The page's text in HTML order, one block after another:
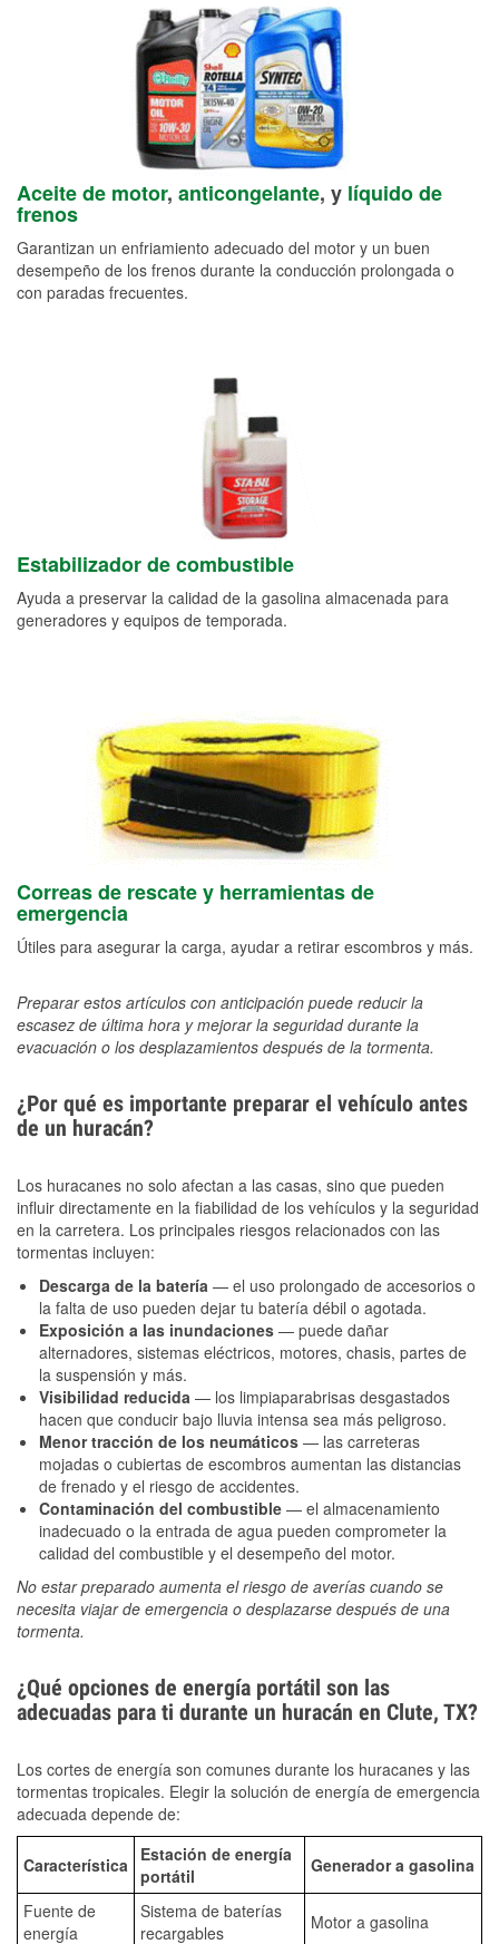
Aceite de motor, anticongelante, y líquido de
frenos
Garantizan un enfriamiento adecuado del motor y un buen
desempeño de los frenos durante la conducción prolongada o
con paradas frecuentes.
Estabilizador de combustible
Ayuda a preservar la calidad de la gasolina almacenada para
generadores y equipos de temporada.
Correas de rescate y herramientas de
emergencia
Útiles para asegurar la carga, ayudar a retirar escombros y más.
Preparar estos artículos con anticipación puede reducir la
escasez de última hora y mejorar la seguridad durante la
evacuación o los desplazamientos después de la tormenta.
¿Por qué es importante preparar el vehículo antes
de un huracán?
Los huracanes no solo afectan a las casas, sino que pueden
influir directamente en la fiabilidad de los vehículos y la seguridad
en la carretera. Los principales riesgos relacionados con las
tormentas incluyen:
Descarga de la batería — el uso prolongado de accesorios o
la falta de uso pueden dejar tu batería débil o agotada.
Exposición a las inundaciones — puede dañar
alternadores, sistemas eléctricos, motores, chasis, partes de
la suspensión y más.
Visibilidad reducida — los limpiaparabrisas desgastados
hacen que conducir bajo lluvia intensa sea más peligroso.
Menor tracción de los neumáticos — las carreteras
mojadas o cubiertas de escombros aumentan las distancias
de frenado y el riesgo de accidentes.
Contaminación del combustible — el almacenamiento
inadecuado o la entrada de agua pueden comprometer la
calidad del combustible y el desempeño del motor.
No estar preparado aumenta el riesgo de averías cuando se
necesita viajar de emergencia o desplazarse después de una
tormenta.
¿Qué opciones de energía portátil son las
adecuadas para ti durante un huracán en Clute, TX?
Los cortes de energía son comunes durante los huracanes y las
tormentas tropicales. Elegir la solución de energía de emergencia
adecuada depende de:
Característica
Estación de energía
portátil
Generador a gasolina
Fuente de
energía
Sistema de baterías
recargables
Motor a gasolina